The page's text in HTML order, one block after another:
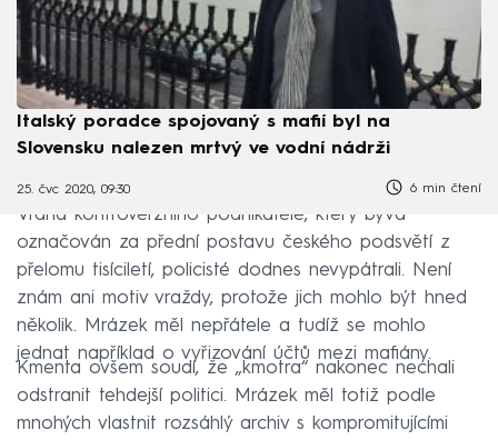
Italský poradce spojovaný s mafií byl na
Slovensku nalezen mrtvý ve vodní nádrži
25. čvc 2020, 09:30 6 min čtení
Vraha kontroverzního podnikatele, který bývá
označován za přední postavu českého podsvětí z
přelomu tisíciletí, policisté dodnes nevypátrali. Není
znám ani motiv vraždy, protože jich mohlo být hned
několik. Mrázek měl nepřátele a tudíž se mohlo
jednat například o vyřizování účtů mezi mafiány.
Kmenta ovšem soudí, že „kmotra“ nakonec nechali
odstranit tehdejší politici. Mrázek měl totiž podle
mnohých vlastnit rozsáhlý archiv s kompromitujícími